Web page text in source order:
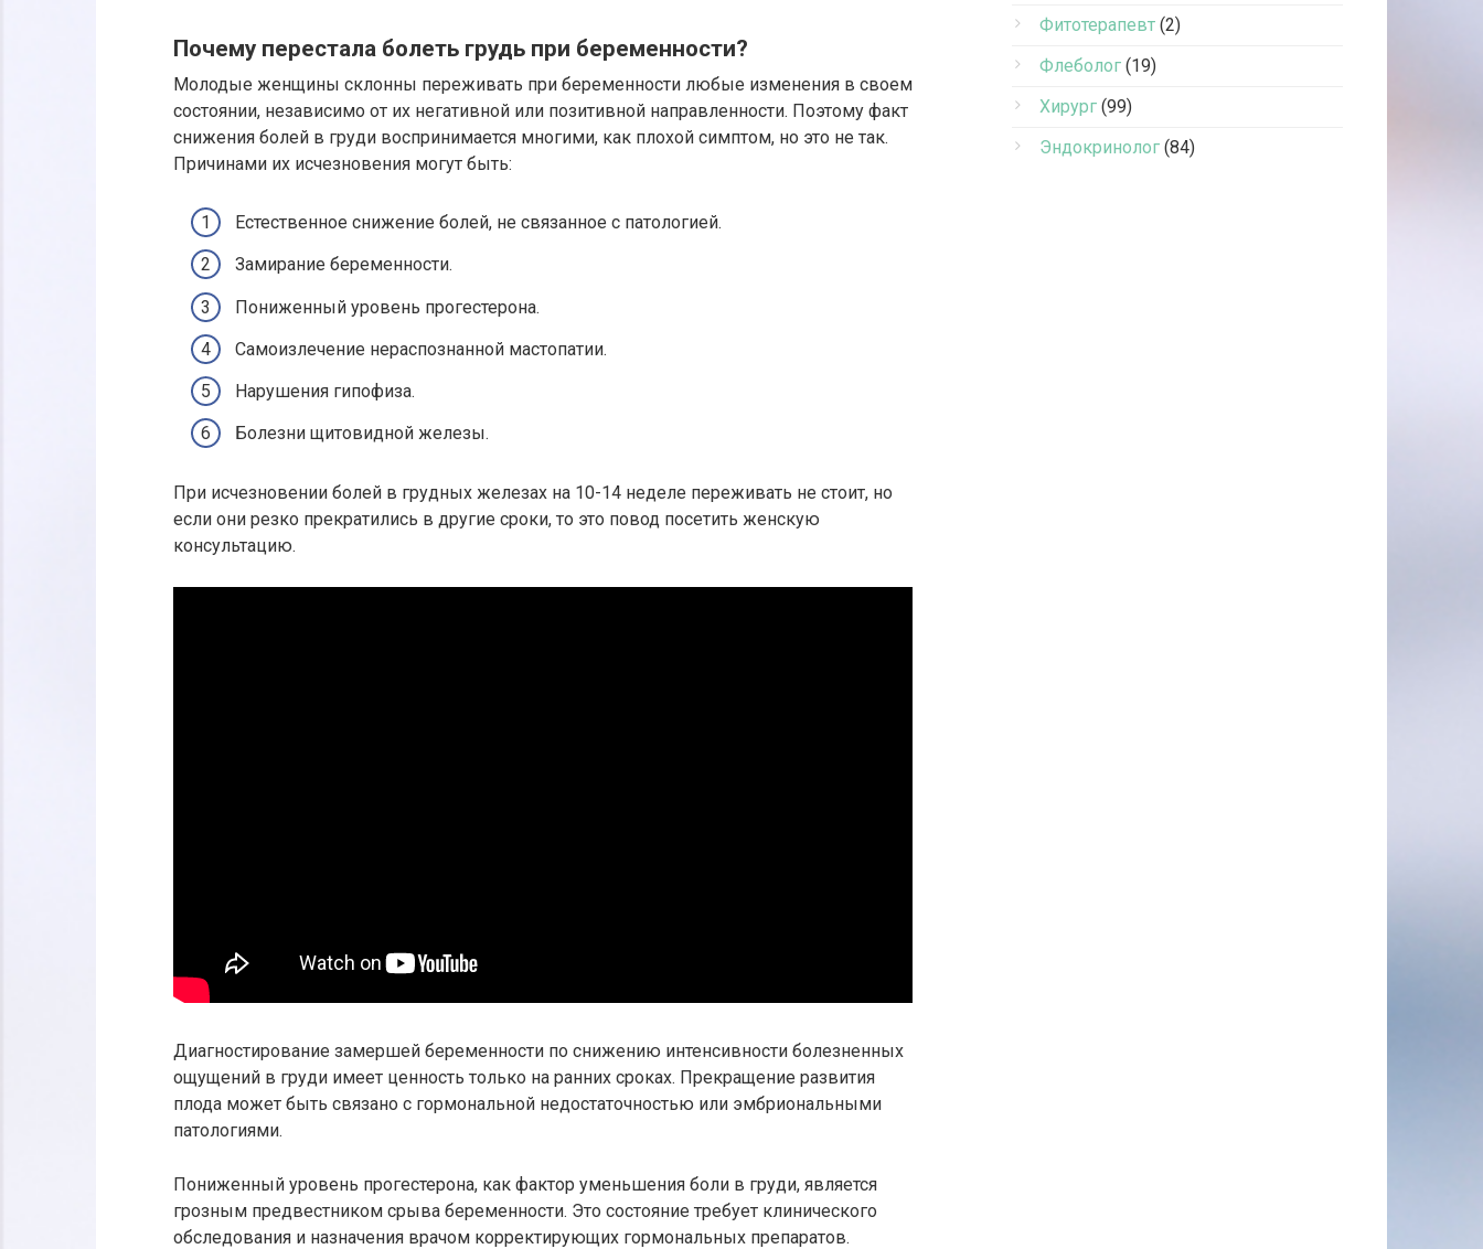
Почему перестала болеть грудь при беременности?
Молодые женщины склонны переживать при беременности любые изменения в своем
состоянии, независимо от их негативной или позитивной направленности. Поэтому факт
снижения болей в груди воспринимается многими, как плохой симптом, но это не так.
Причинами их исчезновения могут быть:
Естественное снижение болей, не связанное с патологией.
Замирание беременности.
Пониженный уровень прогестерона.
Самоизлечение нераспознанной мастопатии.
Нарушения гипофиза.
Болезни щитовидной железы.
При исчезновении болей в грудных железах на 10-14 неделе переживать не стоит, но
если они резко прекратились в другие сроки, то это повод посетить женскую
консультацию.
Диагностирование замершей беременности по снижению интенсивности болезненных
ощущений в груди имеет ценность только на ранних сроках. Прекращение развития
плода может быть связано с гормональной недостаточностью или эмбриональными
патологиями.
Пониженный уровень прогестерона, как фактор уменьшения боли в груди, является
грозным предвестником срыва беременности. Это состояние требует клинического
обследования и назначения врачом корректирующих гормональных препаратов.
Фитотерапевт (2)
Флеболог (19)
Хирург (99)
Эндокринолог (84)